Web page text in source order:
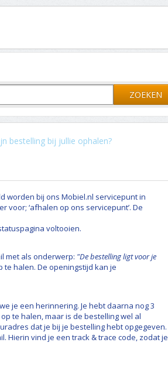
ZOEKEN
bestelling bij jullie ophalen?
worden bij ons Mobiel.nl servicepunt in
voor; ‘afhalen op ons servicepunt’. De
voltooien.
met als onderwerp: "De bestelling ligt voor je
te halen. De openingstijd kan je
je een herinnering. Je hebt daarna nog 3
te halen, maar is de bestelling wel al
dat je bij je bestelling hebt opgegeven.
Hierin vind je een track & trace code, zodat je